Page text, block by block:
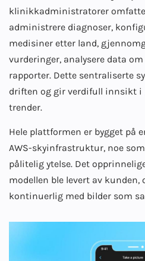
klinikkadministratorer
administrere diagnoser,
medisiner etter land,
vurderinger, analysere data
rapporter. Dette sentraliserte
driften og gir verdifull innsikt i
trender.
Hele plattformen er bygget på
AWS-skyinfrastruktur, noe
pålitelig ytelse. Det
modellen ble levert av kunden,
kontinuerlig med bilder som